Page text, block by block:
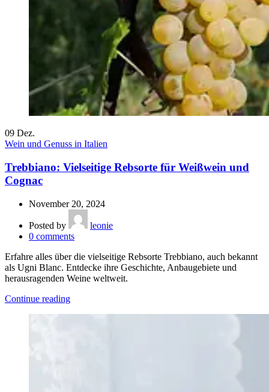
09 Dez.
Wein und Genuss in Italien
Trebbiano: Vielseitige Rebsorte für Weißwein und
Cognac
November 20, 2024
Posted by
leonie
0 comments
Erfahre alles über die vielseitige Rebsorte Trebbiano, auch bekannt
als Ugni Blanc. Entdecke ihre Geschichte, Anbaugebiete und
herausragenden Weine weltweit.
Continue reading